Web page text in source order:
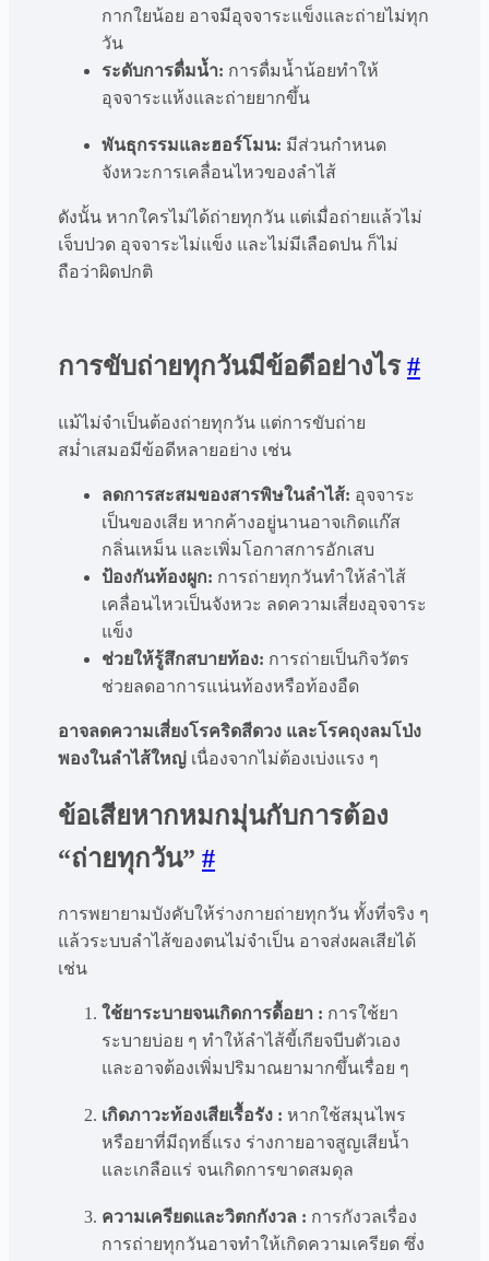
กากใยน้อย อาจมีอุจจาระแข็งและถ่ายไม่ทุก
วัน
ระดับการดื่มน้ำ: การดื่มน้ำน้อยทำให้
อุจจาระแห้งและถ่ายยากขึ้น
พันธุกรรมและฮอร์โมน: มีส่วนกำหนด
จังหวะการเคลื่อนไหวของลำไส้
ดังนั้น หากใครไม่ได้ถ่ายทุกวัน แต่เมื่อถ่ายแล้วไม่
เจ็บปวด อุจจาระไม่แข็ง และไม่มีเลือดปน ก็ไม่
ถือว่าผิดปกติ
การขับถ่ายทุกวันมีข้อดีอย่างไร #
แม้ไม่จำเป็นต้องถ่ายทุกวัน แต่การขับถ่าย
สม่ำเสมอมีข้อดีหลายอย่าง เช่น
ลดการสะสมของสารพิษในลำไส้: อุจจาระ
เป็นของเสีย หากค้างอยู่นานอาจเกิดแก๊ส
กลิ่นเหม็น และเพิ่มโอกาสการอักเสบ
ป้องกันท้องผูก: การถ่ายทุกวันทำให้ลำไส้
เคลื่อนไหวเป็นจังหวะ ลดความเสี่ยงอุจจาระ
แข็ง
ช่วยให้รู้สึกสบายท้อง: การถ่ายเป็นกิจวัตร
ช่วยลดอาการแน่นท้องหรือท้องอืด
อาจลดความเสี่ยงโรคริดสีดวง และโรคถุงลมโป่ง
พองในลำไส้ใหญ่ เนื่องจากไม่ต้องเบ่งแรง ๆ
ข้อเสียหากหมกมุ่นกับการต้อง
“ถ่ายทุกวัน” #
การพยายามบังคับให้ร่างกายถ่ายทุกวัน ทั้งที่จริง ๆ
แล้วระบบลำไส้ของตนไม่จำเป็น อาจส่งผลเสียได้
เช่น
ใช้ยาระบายจนเกิดการดื้อยา : การใช้ยา
ระบายบ่อย ๆ ทำให้ลำไส้ขี้เกียจบีบตัวเอง
และอาจต้องเพิ่มปริมาณยามากขึ้นเรื่อย ๆ
เกิดภาวะท้องเสียเรื้อรัง : หากใช้สมุนไพร
หรือยาที่มีฤทธิ์แรง ร่างกายอาจสูญเสียน้ำ
และเกลือแร่ จนเกิดการขาดสมดุล
ความเครียดและวิตกกังวล : การกังวลเรื่อง
การถ่ายทุกวันอาจทำให้เกิดความเครียด ซึ่ง